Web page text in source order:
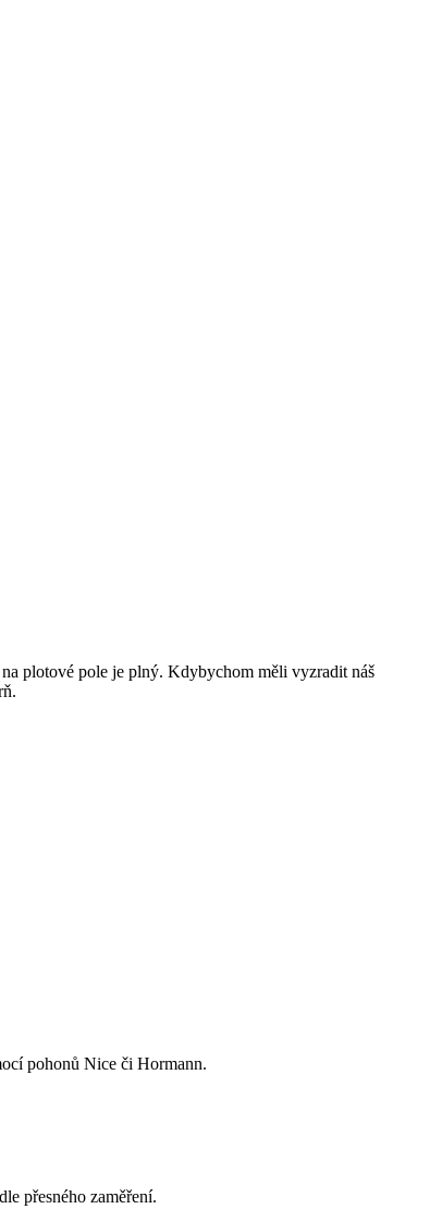
plotové pole je plný. Kdybychom měli vyzradit náš
pohonů Nice či Hormann.
přesného zaměření.